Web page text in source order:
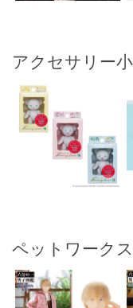
アクセサリー
ペットワークス